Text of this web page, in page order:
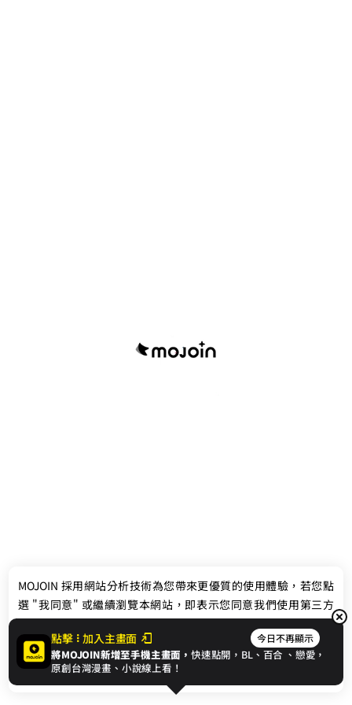
聯絡我們
© 2024 gamania Digital Entertainment Co., Ltd.
點擊 加入主畫面 今日不再顯示
將MOJOIN新增至手機主畫面，快速點開，BL、 百合 、戀愛，
原創台灣漫畫、小說線上看！
MOJOIN 採用網站分析技術為您帶來更優質的使用體驗，若您點
選 "我同意" 或繼續瀏覽本網站，即表示您同意我們使用第三方
Cookie，欲瞭解更多資訊請見隱私權政策。
我同意